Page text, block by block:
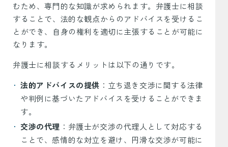
むため、専門的な知識が求められます。弁護士に相談
することで、法的な観点からのアドバイスを受けるこ
とができ、自身の権利を適切に主張することが可能に
なります。
弁護士に相談するメリットは以下の通りです。
法的アドバイスの提供 ：立ち退き交渉に関する法律
や判例に基づいたアドバイスを受けることができま
す。
交渉の代理 ：弁護士が交渉の代理人として対応する
ことで、感情的な対立を避け、円滑な交渉が可能に